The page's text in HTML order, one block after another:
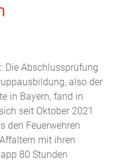
Die Abschlussprüfung
also der
in Bayern, fand in
seit Oktober 2021
den Feuerwehren
mit ihren
80 Stunden